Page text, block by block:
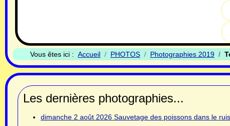
Vous êtes ici : Accueil PHOTOS Photographies 2019
Les dernières photographies...
dimanche 2 août 2026 Sauvetage des poissons dans le